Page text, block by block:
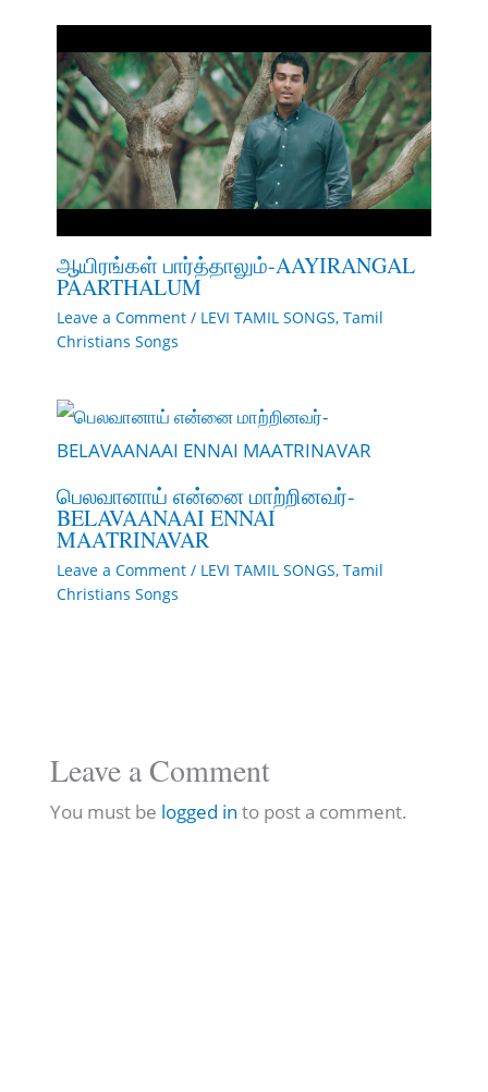
ஆயிரங்கள் பார்த்தாலும்-AAYIRANGAL
PAARTHALUM
Leave a Comment / LEVI TAMIL SONGS, Tamil
Christians Songs
பெலவானாய் என்னை மாற்றினவர்-
BELAVAANAAI ENNAI
MAATRINAVAR
Leave a Comment / LEVI TAMIL SONGS, Tamil
Christians Songs
Leave a Comment
You must be logged in to post a comment.